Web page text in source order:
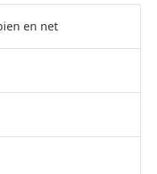
en net